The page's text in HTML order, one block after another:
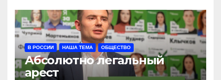
В РОССИИ НАША ТЕМА ОБЩЕСТВО
Абсолютно легальный
арест